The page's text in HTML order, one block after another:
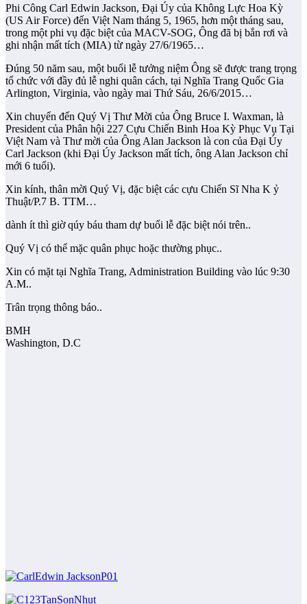
Phi Công Carl Edwin Jackson, Đại Úy của Không Lực Hoa Kỳ
(US Air Force) đến Việt Nam tháng 5, 1965, hơn một tháng sau,
trong một phi vụ đặc biệt của MACV-SOG, Ông đã bị bắn rơi và
ghi nhận mất tích (MIA) từ ngày 27/6/1965…
Đúng 50 năm sau, một buổi lễ tưởng niệm Ông sẽ được trang trọng
tổ chức với đầy đủ lễ nghi quân cách, tại Nghĩa Trang Quốc Gia
Arlington, Virginia, vào ngày mai Thứ Sáu, 26/6/2015…
Xin chuyển đến Quý Vị Thư Mời của Ông Bruce I. Waxman, là
President của Phân hội 227 Cựu Chiến Binh Hoa Kỳ Phục Vụ Tại
Việt Nam và Thư mời của Ông Alan Jackson là con của Đại Úy
Carl Jackson (khi Đại Úy Jackson mất tích, ông Alan Jackson chỉ
mới 6 tuổi).
Xin kính, thân mời Quý Vị, đặc biệt các cựu Chiến Sĩ Nha K ỷ
Thuật/P.7 B. TTM…
dành ít thì giờ qúy báu tham dự buổi lễ đặc biệt nói trên..
Quý Vị có thể mặc quân phục hoặc thường phục..
Xin có mặt tại Nghĩa Trang, Administration Building vào lúc 9:30
A.M..
Trân trọng thông báo..
BMH
Washington, D.C